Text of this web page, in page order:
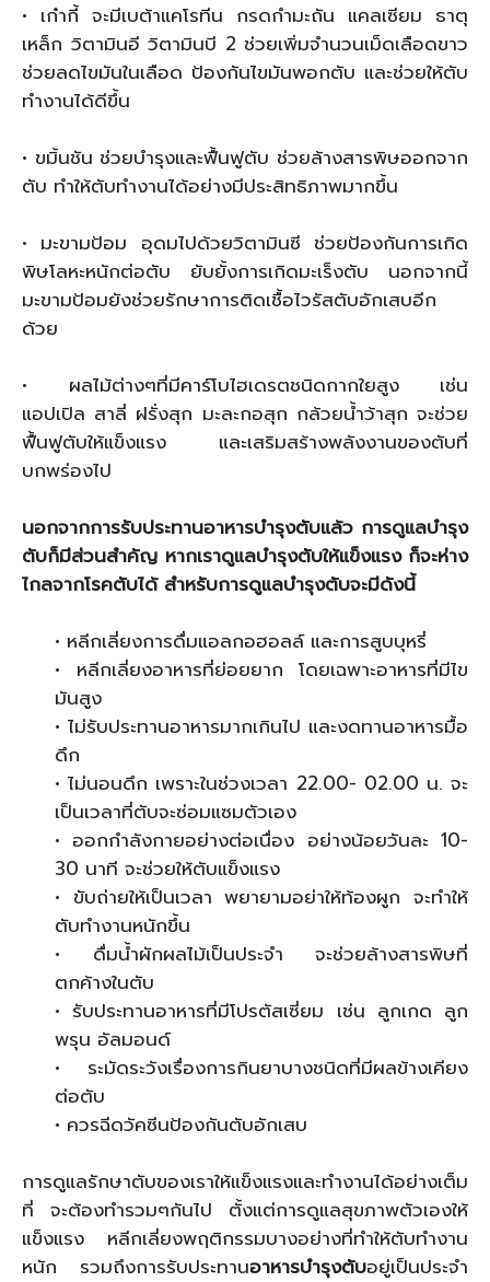
• เก๋ากี้ จะมีเบต้าแคโรทีน กรดกำมะถัน แคลเซียม ธาตุ
เหล็ก วิตามินอี วิตามินบี 2 ช่วยเพิ่มจำนวนเม็ดเลือดขาว
ช่วยลดไขมันในเลือด ป้องกันไขมันพอกตับ และช่วยให้ตับ
ทำงานได้ดีขึ้น
• ขมิ้นชัน ช่วยบำรุงและฟื้นฟูตับ ช่วยล้างสารพิษออกจาก
ตับ ทำให้ตับทำงานได้อย่างมีประสิทธิภาพมากขึ้น
• มะขามป้อม อุดมไปด้วยวิตามินซี ช่วยป้องกันการเกิด
พิษโลหะหนักต่อตับ ยับยั้งการเกิดมะเร็งตับ นอกจากนี้
มะขามป้อมยังช่วยรักษาการติดเชื้อไวรัสตับอักเสบอีก
ด้วย
• ผลไม้ต่างๆที่มีคาร์โบไฮเดรตชนิดกากใยสูง เช่น
แอปเปิล สาลี่ ฝรั่งสุก มะละกอสุก กล้วยน้ำว้าสุก จะช่วย
ฟื้นฟูตับให้แข็งแรง และเสริมสร้างพลังงานของตับที่
บกพร่องไป
นอกจากการรับประทานอาหารบำรุงตับแล้ว การดูแลบำรุง
ตับก็มีส่วนสำคัญ หากเราดูแลบำรุงตับให้แข็งแรง ก็จะห่าง
ไกลจากโรคตับได้ สำหรับการดูแลบำรุงตับจะมีดังนี้
• หลีกเลี่ยงการดื่มแอลกอฮอลล์ และการสูบบุหรี่
• หลีกเลี่ยงอาหารที่ย่อยยาก โดยเฉพาะอาหารที่มีไข
มันสูง
• ไม่รับประทานอาหารมากเกินไป และงดทานอาหารมื้อ
ดึก
• ไม่นอนดึก เพราะในช่วงเวลา 22.00- 02.00 น. จะ
เป็นเวลาที่ตับจะซ่อมแซมตัวเอง
• ออกกำลังกายอย่างต่อเนื่อง อย่างน้อยวันละ 10-
30 นาที จะช่วยให้ตับแข็งแรง
• ขับถ่ายให้เป็นเวลา พยายามอย่าให้ท้องผูก จะทำให้
ตับทำงานหนักขึ้น
• ดื่มน้ำผักผลไม้เป็นประจำ จะช่วยล้างสารพิษที่
ตกค้างในตับ
• รับประทานอาหารที่มีโปรตัสเซี่ยม เช่น ลูกเกด ลูก
พรุน อัลมอนด์
• ระมัดระวังเรื่องการกินยาบางชนิดที่มีผลข้างเคียง
ต่อตับ
• ควรฉีดวัคซีนป้องกันตับอักเสบ
การดูแลรักษาตับของเราให้แข็งแรงและทำงานได้อย่างเต็ม
ที่ จะต้องทำรวมๆกันไป ตั้งแต่การดูแลสุขภาพตัวเองให้
แข็งแรง หลีกเลี่ยงพฤติกรรมบางอย่างที่ทำให้ตับทำงาน
หนัก รวมถึงการรับประทานอาหารบำรุงตับอยู่เป็นประจำ